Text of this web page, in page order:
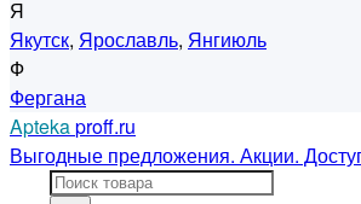
Я
Якутск, Ярославль, Янгиюль
Ф
Фергана
Aptekaproff.ru
Выгодные предложения. Акции.